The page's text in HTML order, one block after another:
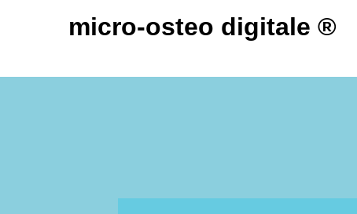
micro-osteo digitale ®